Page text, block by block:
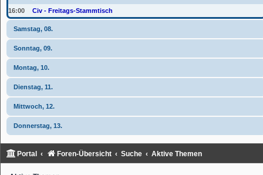
16:00 Civ - Freitags-Stammtisch
Samstag, 08.
Sonntag, 09.
Montag, 10.
Dienstag, 11.
Mittwoch, 12.
Donnerstag, 13.
Portal Foren-Übersicht Suche Aktive Themen